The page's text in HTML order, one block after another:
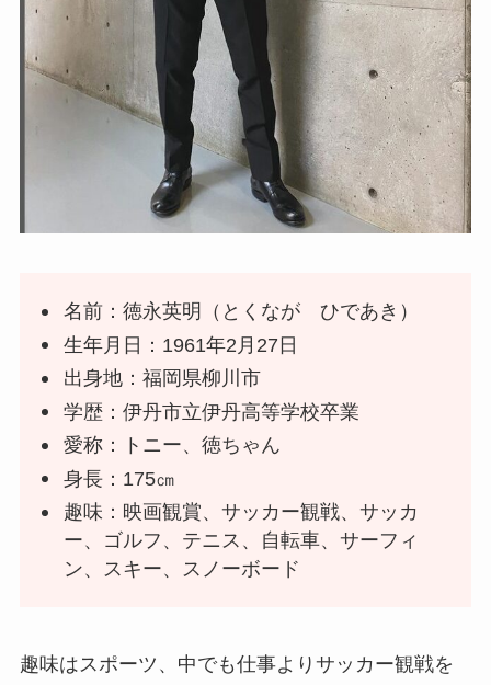
名前：徳永英明（とくなが ひであき）
生年月日：1961年2月27日
出身地：福岡県柳川市
学歴：伊丹市立伊丹高等学校卒業
愛称：トニー、徳ちゃん
身長：175㎝
趣味：映画観賞、サッカー観戦、サッカ
ー、ゴルフ、テニス、自転車、サーフィ
ン、スキー、スノーボード
趣味はスポーツ、中でも仕事よりサッカー観戦を